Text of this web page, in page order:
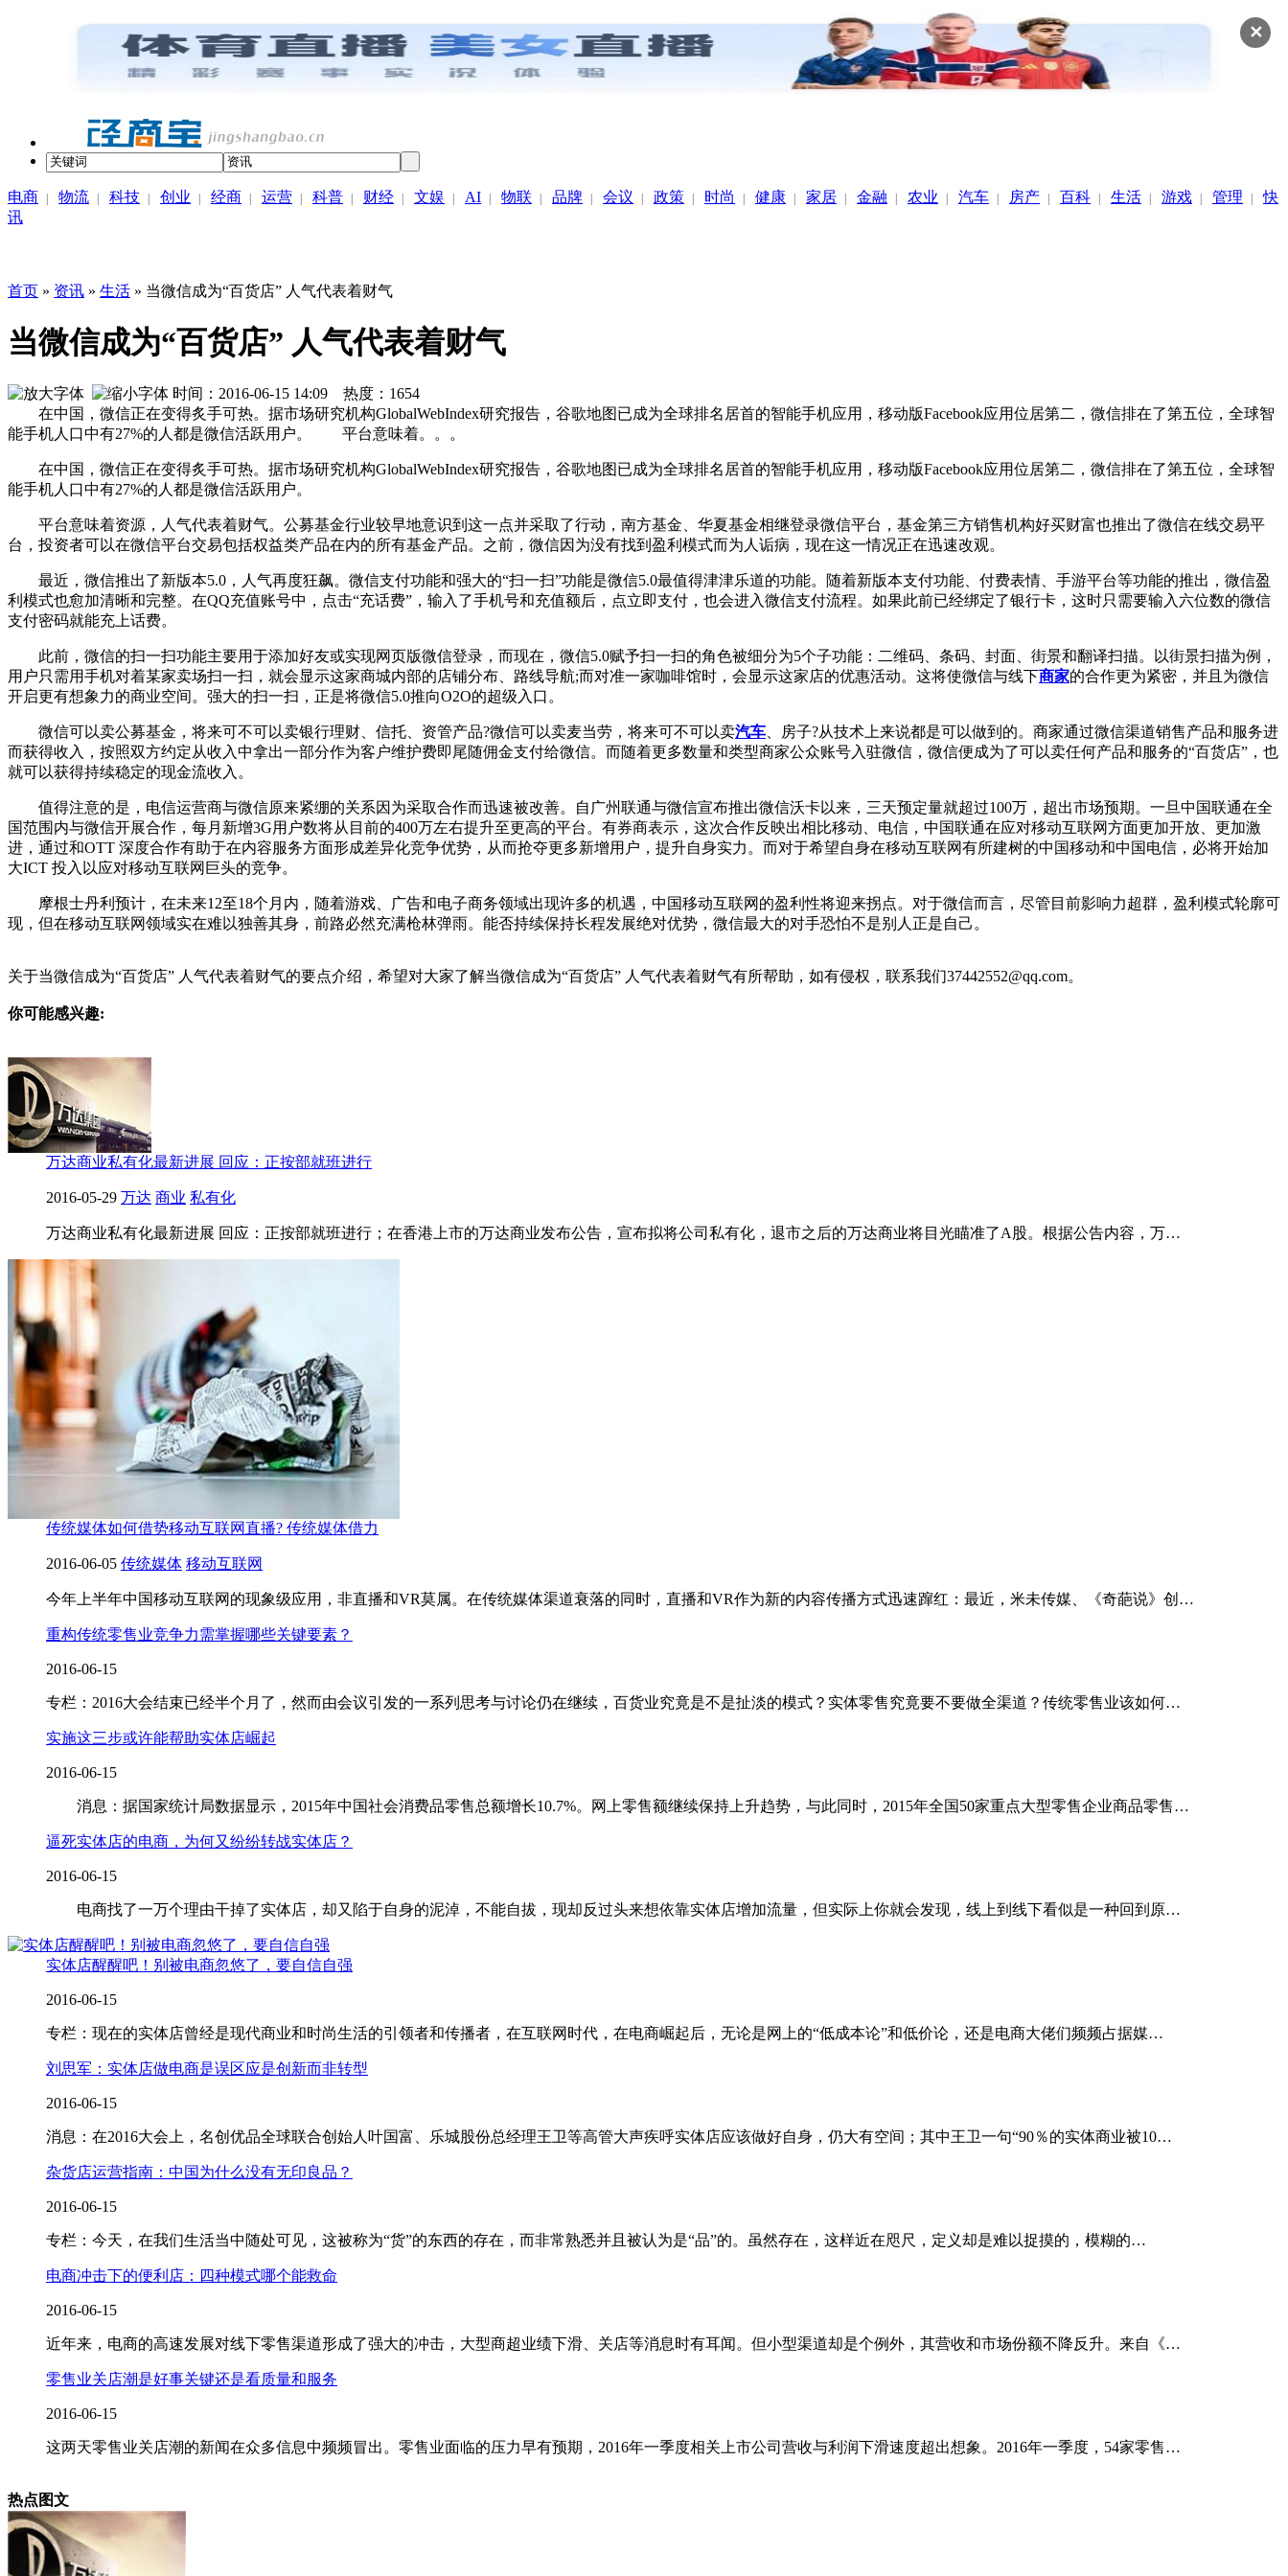
✕
电商 | 物流 | 科技 | 创业 | 经商 | 运营 | 科普 | 财经 | 文娱 | AI | 物联 | 品牌 | 会议 | 政策 | 时尚 | 健康 | 家居 | 金融 | 农业 | 汽车 | 房产 | 百科 | 生活 | 游戏 | 管理 |
快
讯
首页 » 资讯 » 生活 » 当微信成为“百货店” 人气代表着财气
当微信成为“百货店” 人气代表着财气
时间：2016-06-15 14:09 热度： 1654
在中国，微信正在变得炙手可热。据市场研究机构GlobalWebIndex研究报告，谷歌地图已成为全球排名居首的智能手机应用，移动版Facebook应用位居第二，微信排在了第五位，全球智
能手机人口中有27%的人都是微信活跃用户。 平台意味着。。。
在中国，微信正在变得炙手可热。据市场研究机构GlobalWebIndex研究报告，谷歌地图已成为全球排名居首的智能手机应用，移动版Facebook应用位居第二，微信排在了第五位，全球智
能手机人口中有27%的人都是微信活跃用户。
平台意味着资源，人气代表着财气。公募基金行业较早地意识到这一点并采取了行动，南方基金、华夏基金相继登录微信平台，基金第三方销售机构好买财富也推出了微信在线交易平
台，投资者可以在微信平台交易包括权益类产品在内的所有基金产品。之前，微信因为没有找到盈利模式而为人诟病，现在这一情况正在迅速改观。
最近，微信推出了新版本5.0，人气再度狂飙。微信支付功能和强大的“扫一扫”功能是微信5.0最值得津津乐道的功能。随着新版本支付功能、付费表情、手游平台等功能的推出，微信盈
利模式也愈加清晰和完整。在QQ充值账号中，点击“充话费”，输入了手机号和充值额后，点立即支付，也会进入微信支付流程。如果此前已经绑定了银行卡，这时只需要输入六位数的微信
支付密码就能充上话费。
此前，微信的扫一扫功能主要用于添加好友或实现网页版微信登录，而现在，微信5.0赋予扫一扫的角色被细分为5个子功能：二维码、条码、封面、街景和翻译扫描。以街景扫描为例，
用户只需用手机对着某家卖场扫一扫，就会显示这家商城内部的店铺分布、路线导航;而对准一家咖啡馆时，会显示这家店的优惠活动。这将使微信与线下商家的合作更为紧密，并且为微信
开启更有想象力的商业空间。强大的扫一扫，正是将微信5.0推向O2O的超级入口。
微信可以卖公募基金，将来可不可以卖银行理财、信托、资管产品?微信可以卖麦当劳，将来可不可以卖汽车 、房子?从技术上来说都是可以做到的。商家通过微信渠道销售产品和服务进
而获得收入，按照双方约定从收入中拿出一部分作为客户维护费即尾随佣金支付给微信。而随着更多数量和类型商家公众账号入驻微信，微信便成为了可以卖任何产品和服务的“百货店”，也
就可以获得持续稳定的现金流收入。
值得注意的是，电信运营商与微信原来紧绷的关系因为采取合作而迅速被改善。自广州联通与微信宣布推出微信沃卡以来，三天预定量就超过100万，超出市场预期。一旦中国联通在全
国范围内与微信开展合作，每月新增3G用户数将从目前的400万左右提升至更高的平台。有券商表示，这次合作反映出相比移动、电信，中国联通在应对移动互联网方面更加开放、更加激
进，通过和OTT 深度合作有助于在内容服务方面形成差异化竞争优势，从而抢夺更多新增用户，提升自身实力。而对于希望自身在移动互联网有所建树的中国移动和中国电信，必将开始加
大ICT 投入以应对移动互联网巨头的竞争。
摩根士丹利预计，在未来12至18个月内，随着游戏、广告和电子商务领域出现许多的机遇，中国移动互联网的盈利性将迎来拐点。对于微信而言，尽管目前影响力超群，盈利模式轮廓可
现，但在移动互联网领域实在难以独善其身，前路必然充满枪林弹雨。能否持续保持长程发展绝对优势，微信最大的对手恐怕不是别人正是自己。
关于当微信成为“百货店” 人气代表着财气的要点介绍，希望对大家了解当微信成为“百货店” 人气代表着财气有所帮助，如有侵权，联系我们37442552@qq.com。
你可能感兴趣:
万达商业私有化最新进展 回应：正按部就班进行
2016-05-29 万达 商业 私有化
万达商业私有化最新进展 回应：正按部就班进行；在香港上市的万达商业发布公告，宣布拟将公司私有化，退市之后的万达商业将目光瞄准了A股。根据公告内容，万…
传统媒体如何借势移动互联网直播? 传统媒体借力
2016-06-05 传统媒体 移动互联网
今年上半年中国移动互联网的现象级应用，非直播和VR莫属。在传统媒体渠道衰落的同时，直播和VR作为新的内容传播方式迅速蹿红：最近，米未传媒、《奇葩说》创…
重构传统零售业竞争力需掌握哪些关键要素？
2016-06-15
专栏：2016大会结束已经半个月了，然而由会议引发的一系列思考与讨论仍在继续，百货业究竟是不是扯淡的模式？实体零售究竟要不要做全渠道？传统零售业该如何…
实施这三步或许能帮助实体店崛起
2016-06-15
消息：据国家统计局数据显示，2015年中国社会消费品零售总额增长10.7%。网上零售额继续保持上升趋势，与此同时，2015年全国50家重点大型零售企业商品零售…
逼死实体店的电商，为何又纷纷转战实体店？
2016-06-15
电商找了一万个理由干掉了实体店，却又陷于自身的泥淖，不能自拔，现却反过头来想依靠实体店增加流量，但实际上你就会发现，线上到线下看似是一种回到原…
实体店醒醒吧！别被电商忽悠了，要自信自强
2016-06-15
专栏：现在的实体店曾经是现代商业和时尚生活的引领者和传播者，在互联网时代，在电商崛起后，无论是网上的“低成本论”和低价论，还是电商大佬们频频占据媒…
刘思军：实体店做电商是误区应是创新而非转型
2016-06-15
消息：在2016大会上，名创优品全球联合创始人叶国富、乐城股份总经理王卫等高管大声疾呼实体店应该做好自身，仍大有空间；其中王卫一句“90％的实体商业被10…
杂货店运营指南：中国为什么没有无印良品？
2016-06-15
专栏：今天，在我们生活当中随处可见，这被称为“货”的东西的存在，而非常熟悉并且被认为是“品”的。虽然存在，这样近在咫尺，定义却是难以捉摸的，模糊的…
电商冲击下的便利店：四种模式哪个能救命
2016-06-15
近年来，电商的高速发展对线下零售渠道形成了强大的冲击，大型商超业绩下滑、关店等消息时有耳闻。但小型渠道却是个例外，其营收和市场份额不降反升。来自《…
零售业关店潮是好事关键还是看质量和服务
2016-06-15
这两天零售业关店潮的新闻在众多信息中频频冒出。零售业面临的压力早有预期，2016年一季度相关上市公司营收与利润下滑速度超出想象。2016年一季度，54家零售…
热点图文